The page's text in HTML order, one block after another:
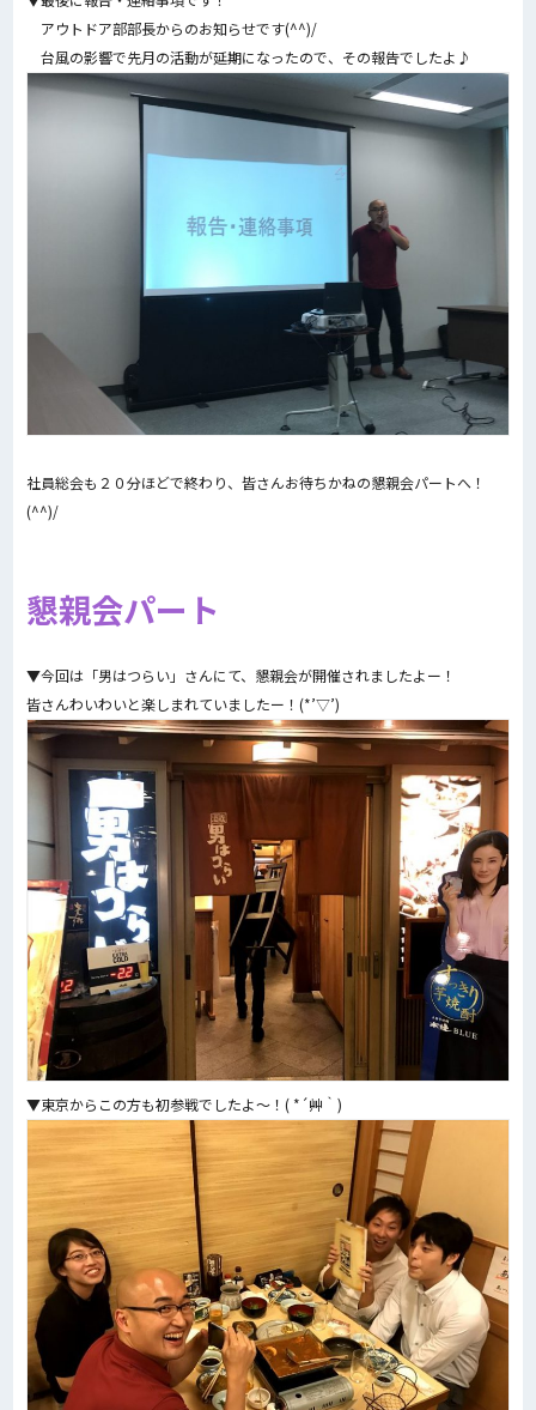
アウトドア部部長からのお知らせです(^^)/
台風の影響で先月の活動が延期になったので、その報告でしたよ♪
社員総会も２０分ほどで終わり、皆さんお待ちかねの懇親会パートへ！
(^^)/
懇親会パート
▼今回は「男はつらい」さんにて、懇親会が開催されましたよー！
皆さんわいわいと楽しまれていましたー！(*’▽’)
▼東京からこの方も初参戦でしたよ～！( *´艸｀)